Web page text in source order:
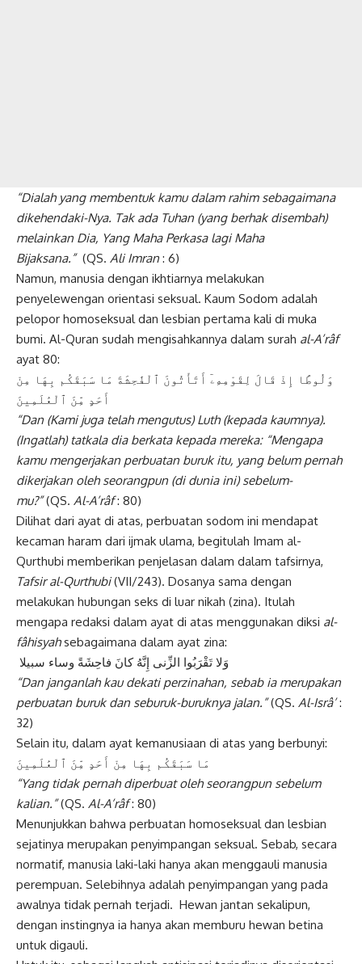
“Dialah yang membentuk kamu dalam rahim sebagaimana
dikehendaki-Nya. Tak ada Tuhan (yang berhak disembah)
melainkan Dia, Yang Maha Perkasa lagi Maha
Bijaksana.”(QS. Ali Imran : 6)
Namun, manusia dengan ikhtiarnya melakukan
penyelewengan orientasi seksual. Kaum Sodom adalah
pelopor homoseksual dan lesbian pertama kali di muka
bumi. Al-Quran sudah mengisahkannya dalam surah al-A’râf
ayat 80:
وَلُوطًا إِذْ قَالَ لِقَوْمِهِۦٓ أَتَأْتُونَ ٱلْفَٰحِشَةَ مَا سَبَقَكُم بِهَا مِنْ
أَحَدٍ مِّنَ ٱلْعَٰلَمِينَ
“Dan (Kami juga telah mengutus) Luth (kepada kaumnya).
(Ingatlah) tatkala dia berkata kepada mereka: “Mengapa
kamu mengerjakan perbuatan buruk itu, yang belum pernah
dikerjakan oleh seorangpun (di dunia ini) sebelum-
mu?”(QS. Al-A’râf: 80)
Dilihat dari ayat di atas, perbuatan sodom ini mendapat
kecaman haram dari ijmak ulama, begitulah Imam al-
Qurthubi memberikan penjelasan dalam dalam tafsirnya,
Tafsir al-Qurthubi(VII/243). Dosanya sama dengan
melakukan hubungan seks di luar nikah (zina). Itulah
mengapa redaksi dalam ayat di atas menggunakan diksi al-
fâhisyahsebagaimana dalam ayat zina:
وَلا تَقْرَبُوا الزِّنى إِنَّهُ كانَ فاحِشَةً وساء سبيلا
“Dan janganlah kau dekati perzinahan, sebab ia merupakan
perbuatan buruk dan seburuk-buruknya jalan.”(QS. Al-Isrâ’:
32)
Selain itu, dalam ayat kemanusiaan di atas yang berbunyi:
مَا سَبَقَكُم بِهَا مِنْ أَحَدٍ مِّنَ ٱلْعَٰلَمِينَ
“Yang tidak pernah diperbuat oleh seorangpun sebelum
kalian.”(QS. Al-A’râf: 80)
Menunjukkan bahwa perbuatan homoseksual dan lesbian
sejatinya merupakan penyimpangan seksual. Sebab, secara
normatif, manusia laki-laki hanya akan menggauli manusia
perempuan. Selebihnya adalah penyimpangan yang pada
awalnya tidak pernah terjadi. Hewan jantan sekalipun,
dengan instingnya ia hanya akan memburu hewan betina
untuk digauli.